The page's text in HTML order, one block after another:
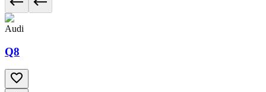
Audi
Q8